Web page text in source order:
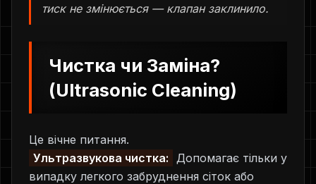
тиск не змінюється — клапан заклинило.
Чистка чи Заміна?
(Ultrasonic Cleaning)
Це вічне питання.
Ультразвукова чистка: Допомагає тільки у
випадку легкого забруднення сіток або